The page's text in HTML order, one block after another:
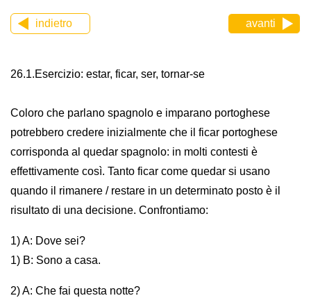
indietro avanti
26.1.Esercizio: estar, ficar, ser, tornar-se
Coloro che parlano spagnolo e imparano portoghese
potrebbero credere inizialmente che il ficar portoghese
corrisponda al quedar spagnolo: in molti contesti è
effettivamente così. Tanto ficar come quedar si usano
quando il rimanere / restare in un determinato posto è il
risultato di una decisione. Confrontiamo:
1) A: Dove sei?
1) B: Sono a casa.
2) A: Che fai questa notte?